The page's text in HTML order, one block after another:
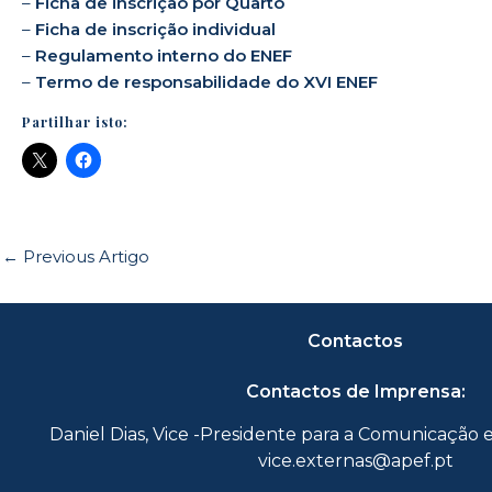
– Ficha de inscrição individual
– Regulamento interno do ENEF
– Termo de responsabilidade do XVI ENEF
Partilhar isto:
← Previous Artigo
Contactos
Contactos de Imprensa:
Daniel Dias, Vice -Presidente para a Comunicação
vice.externas@apef.pt